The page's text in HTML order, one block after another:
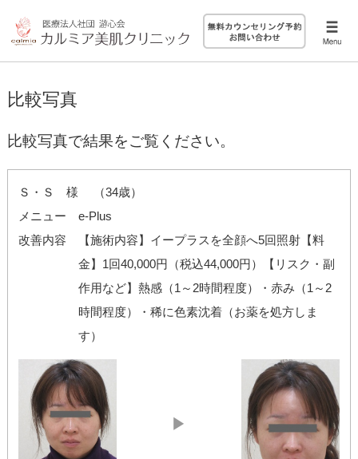
比較写真
比較写真で結果をご覧ください。
Ｓ・Ｓ 様 （34歳）
メニュー
e-Plus
改善内容
【施術内容】イープラスを全顔へ5回照射【料
金】1回40,000円（税込44,000円）【リスク・副
作用など】熱感（1～2時間程度）・赤み（1～2
時間程度）・稀に色素沈着（お薬を処方しま
す）
▶